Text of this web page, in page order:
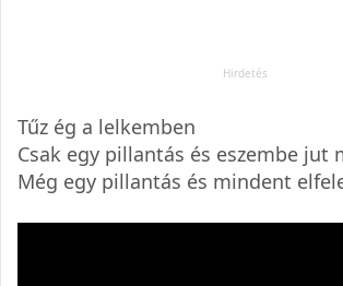
Tűz ég a lelkemben
Csak egy pillantás és eszembe jut
Még egy pillantás és mindent